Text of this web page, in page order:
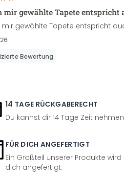
mir gewählte Tapete entspricht
mir gewählte Tapete entspricht
Bewertung
14 TAGE RÜCKGABERECHT
Du kannst dir 14 Tage Zeit
FÜR DICH ANGEFERTIGT
Ein Großteil unserer Produkte
dich angefertigt.